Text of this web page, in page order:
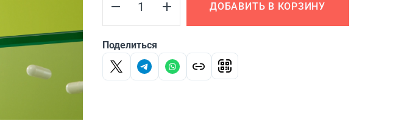
ДОБАВИТЬ В КОРЗИНУ
Поделиться